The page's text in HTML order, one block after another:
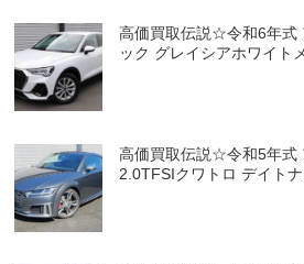
高価買取伝説☆令和6年式
ック グレイシアホワイト
高価買取伝説☆令和5年式
2.0TFSIクワトロ デイト